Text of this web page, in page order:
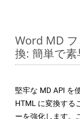
Word MD
換: 簡単で
堅牢な MD API を
HTML に変換する
ーを強化します。